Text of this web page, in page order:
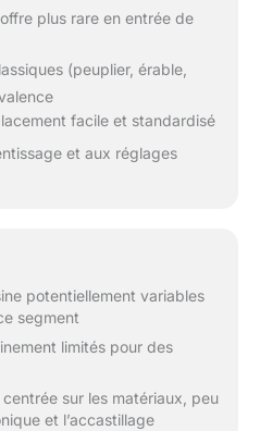
plus rare en entrée de
(peuplier, érable,
facile et standardisé
et aux réglages
potentiellement variables
segment
limités pour des
sur les matériaux, peu
et l’accastillage